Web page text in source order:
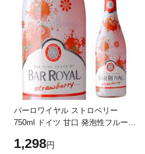
バーロワイヤル ストロベリー
750ml ドイツ 甘口 発泡性フルーツ
1,298円